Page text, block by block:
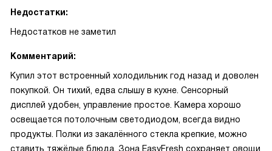
Недостатки:
Недостатков не заметил
Комментарий:
Купил этот встроенный холодильник год назад и доволен
покупкой. Он тихий, едва слышу в кухне. Сенсорный
дисплей удобен, управление простое. Камера хорошо
освещается потолочным светодиодом, всегда видно
продукты. Полки из закалённого стекла крепкие, можно
ставить тяжёлые блюда. Зона EasyFresh сохраняет овощи